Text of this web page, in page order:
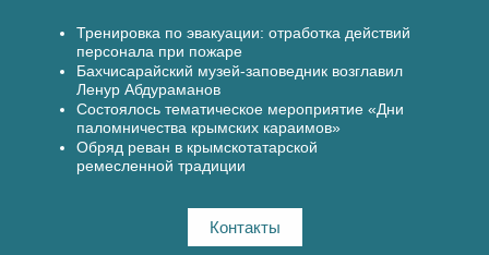
Тренировка по эвакуации: отработка действий
персонала при пожаре
Бахчисарайский музей-заповедник возглавил
Ленур Абдураманов
Состоялось тематическое мероприятие «Дни
паломничества крымских караимов»
Обряд реван в крымскотатарской
ремесленной традиции
Контакты